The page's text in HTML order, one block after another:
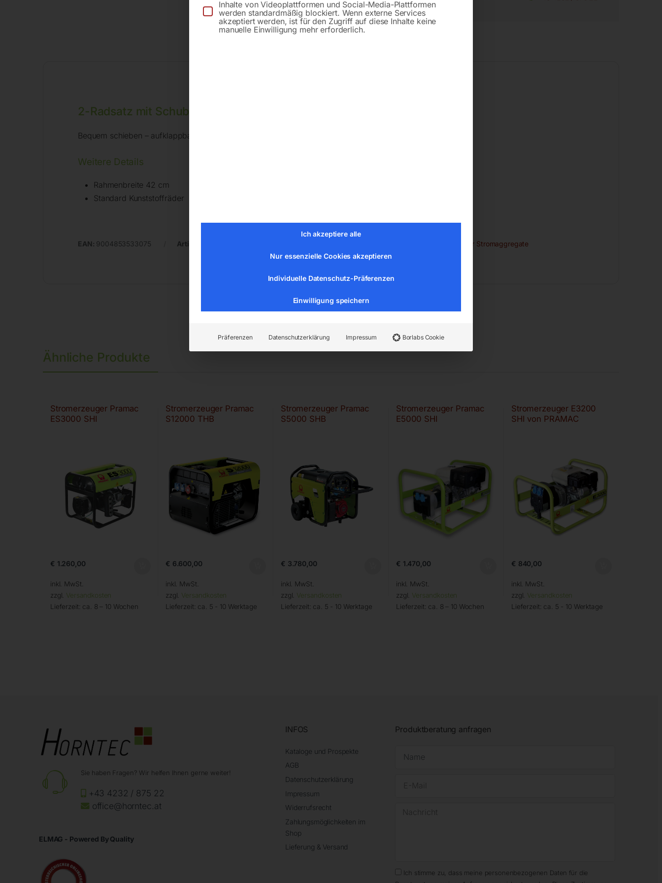
2-Radsatz mit Schubbügel
Bequem schieben – aufklappbare Transporthilfe für lange Strecken. Stützbügel, kleine Abstellfläche.
Weitere Details
Rahmenbreite 42 cm
Standard Kunststoffräder
EAN: 9004853533075 Artikelnummer: Zubehör für Stromaggregate
Ähnliche Produkte
Stromerzeuger Pramac
ES3000 SHI
€ 1.260,00
inkl. MwSt.
zzgl. Versandkosten
Lieferzeit: ca. 8 – 10 Wochen
Stromerzeuger Pramac
S12000 THB
€ 6.600,00
inkl. MwSt.
zzgl. Versandkosten
Lieferzeit: ca. 5 - 10 Werktage
Stromerzeuger Pramac
S5000 SHB
€ 3.780,00
inkl. MwSt.
zzgl. Versandkosten
Lieferzeit: ca. 5 - 10 Werktage
Stromerzeuger Pramac
E5000 SHI
€ 1.470,00
inkl. MwSt.
zzgl. Versandkosten
Lieferzeit: ca. 8 – 10 Wochen
Stromerzeuger E3200
SHI von PRAMAC
€ 840,00
inkl. MwSt.
zzgl. Versandkosten
Lieferzeit: ca. 5 - 10 Werktage
Sie haben Fragen? Wir helfen Ihnen gerne weiter!
+43 4232 / 875 22
office@horntec.at
ELMAG - Powered By Quality
INFOS
Kataloge und Prospekte
AGB
Datenschutzerklärung
Impressum
Widerrufsrecht
Zahlungsmöglichkeiten im
Shop
Lieferung & Versand
Produktberatung anfragen
Ich stimme zu, dass meine personenbezogenen Daten für die
Inhalte von Videoplattformen und Social-Media-Plattformen
werden standardmäßig blockiert. Wenn externe Services
akzeptiert werden, ist für den Zugriff auf diese Inhalte keine
manuelle Einwilligung mehr erforderlich.
Ich akzeptiere alle
Nur essenzielle Cookies akzeptieren
Individuelle Datenschutz-Präferenzen
Einwilligung speichern
Präferenzen Datenschutzerklärung Impressum Borlabs Cookie